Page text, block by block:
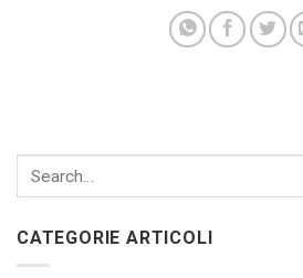
CATEGORIE ARTICOLI